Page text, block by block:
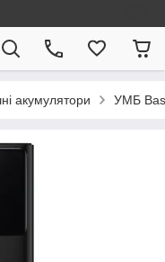
акумулятори УМБ